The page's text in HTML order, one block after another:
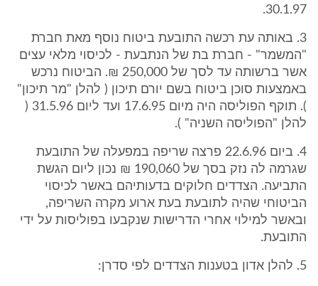
30.1.97.
3. באותה עת רכשה התובעת ביטוח נוסף מאת חברת
"המשמר" - חברת בת של הנתבעת - לכיסוי מלאי עצים
אשר ברשותה עד לסך של 250,000 ₪. הביטוח נרכש
באמצעות סוכן ביטוח בשם יורם תיכון ( להלן "מר תיכון"
). תוקף הפוליסה היה מיום 17.6.95 ועד ליום 31.5.96 (
להלן "הפוליסה השניה" ).
4. ביום 22.6.96 פרצה שריפה במפעלה של התובעת
שגרמה לה נזק בסך של 190,060 ₪ נכון ליום הגשת
התביעה. הצדדים חלוקים בדעותיהם באשר לכיסוי
הביטוחי שהיה לתובעת בעת ארוע מקרה השריפה,
ובאשר למילוי אחרי הדרישות שנקבעו בפוליסות על ידי
התובעת.
5. להלן אדון בטענות הצדדים לפי סדרן: